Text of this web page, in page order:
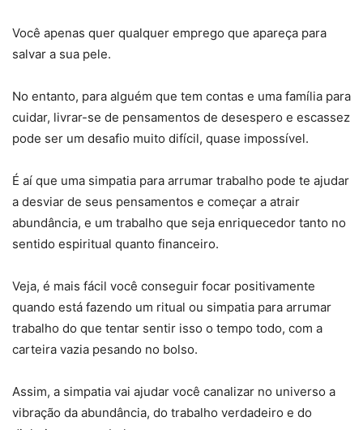
Você apenas quer qualquer emprego que apareça para
salvar a sua pele.
No entanto, para alguém que tem contas e uma família para
cuidar, livrar-se de pensamentos de desespero e escassez
pode ser um desafio muito difícil, quase impossível.
É aí que uma simpatia para arrumar trabalho pode te ajudar
a desviar de seus pensamentos e começar a atrair
abundância, e um trabalho que seja enriquecedor tanto no
sentido espiritual quanto financeiro.
Veja, é mais fácil você conseguir focar positivamente
quando está fazendo um ritual ou simpatia para arrumar
trabalho do que tentar sentir isso o tempo todo, com a
carteira vazia pesando no bolso.
Assim, a simpatia vai ajudar você canalizar no universo a
vibração da abundância, do trabalho verdadeiro e do